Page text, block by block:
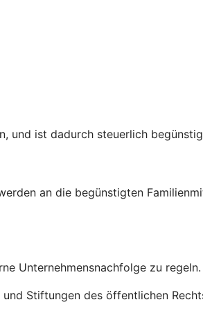
und ist dadurch steuerlich
an die begünstigten
Unternehmensnachfolge zu regeln.
Stiftungen des öffentlichen